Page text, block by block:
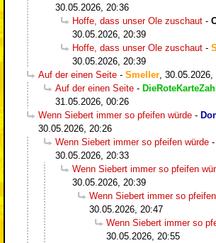
30.05.2026, 20:36
Hoffe, dass unser Ole zuschaut -
30.05.2026, 20:39
Hoffe, dass unser Ole zuschaut -
30.05.2026, 20:39
Auf der einen Seite - Smeller 30.05.2026,
Auf der einen Seite -
31.05.2026, 00:26
Wenn Siebert immer so pfeifen würde -
30.05.2026, 20:26
Wenn Siebert immer so pfeifen würde -
30.05.2026, 20:33
Wenn Siebert immer so pfeifen
30.05.2026, 20:39
Wenn Siebert immer so
30.05.2026, 20:47
Wenn Siebert immer so
30.05.2026, 20:55